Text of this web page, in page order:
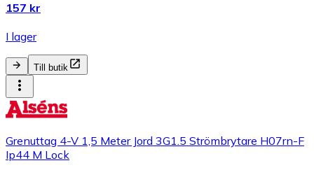
157 kr
I lager
Till butik
Grenuttag 4-V 1,5 Meter Jord 3G1.5 Strömbrytare H07rn-F
Ip44 M Lock